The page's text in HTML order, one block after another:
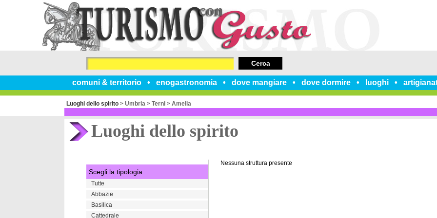
comuni & territorio enogastronomia dove mangiare dove dormire luoghi
Cerca
Luoghi dello spirito > Umbria > Terni > Amelia
Luoghi dello spirito
Nessuna struttura presente
Scegli la tipologia
Tutte
Abbazie
Basilica
Cattedrale